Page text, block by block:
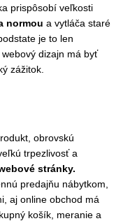
prispôsobí veľkosti
normou a vytláča staré
je to len
dizajn má byť
zážitok.
obrovskú
trpezlivosť a
stránky.
predajňu nábytkom,
aj online obchod má
košík, meranie a